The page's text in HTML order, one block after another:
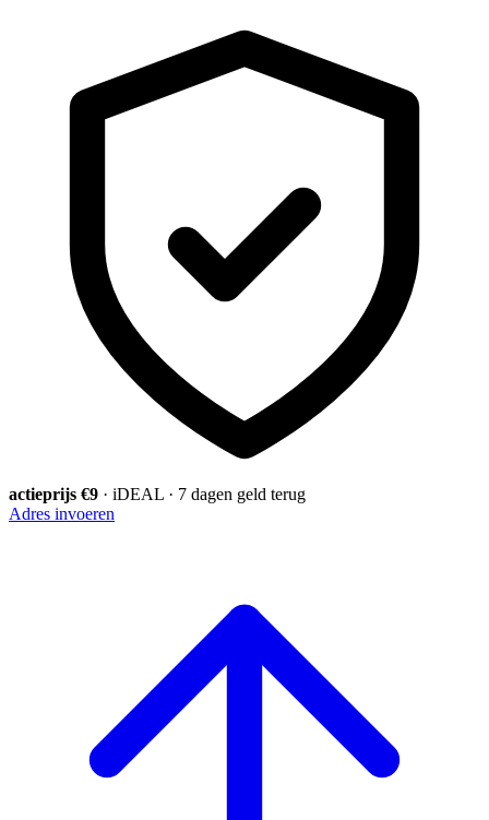
actieprijs €9 · iDEAL · 7 dagen geld terug
Adres invoeren